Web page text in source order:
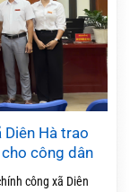
Diên Hà trao
công dân
công xã Diên